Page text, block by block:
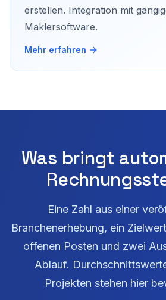
erstellen. Integration mit
Maklersoftware.
Mehr erfahren
Was bringt
Eine Zahl aus einer
Branchenerhebung, ein
offenen Posten und zwei
Ablauf.
Projekten stehen hier